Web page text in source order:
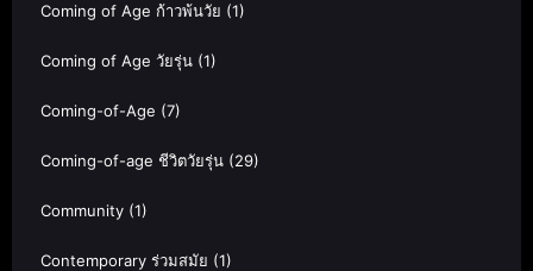
Coming of Age ก้าวพ้นวัย (1)
Coming of Age วัยรุ่น (1)
Coming-of-Age (7)
Coming-of-age ชีวิตวัยรุ่น (29)
Community (1)
Contemporary ร่วมสมัย (1)